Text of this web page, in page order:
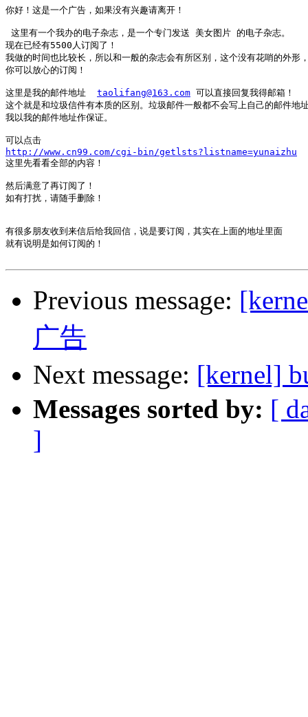
你好！这是一个广告，如果没有兴趣请离开！
这里有一个我办的电子杂志，是一个专门发送 美女图片 的电子杂志。
现在已经有5500人订阅了！
我做的时间也比较长，所以和一般的杂志会有所区别，这个没有花哨的外形
你可以放心的订阅！
这里是我的邮件地址 taolifang@163.com 可以直接回复我得邮箱！
这个就是和垃圾信件有本质的区别。垃圾邮件一般都不会写上自己的邮件地
我以我的邮件地址作保证。
http://www.cn99.com/cgi-bin/getlsts?listname=yunaizhu
这里先看看全部的内容！
然后满意了再订阅了！
如有打扰，请随手删除！
有很多朋友收到来信后给我回信，说是要订阅，其实在上面的地址里面
就有说明是如何订阅的！
Previous message:
广告
Next message: [kernel]
Messages sorted by: [
]